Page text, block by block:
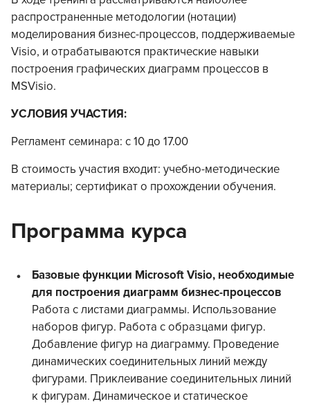
распространенные методологии (нотации)
моделирования бизнес-процессов, поддерживаемые
Visio, и отрабатываются практические навыки
построения графических диаграмм процессов в
MSVisio.
УСЛОВИЯ УЧАСТИЯ:
Регламент семинара: с 10 до 17.00
В стоимость участия входит: учебно-методические
материалы; сертификат о прохождении обучения.
Программа курса
Базовые функции Microsoft Visio, необходимые
для построения диаграмм бизнес-процессов
Работа с листами диаграммы. Использование
наборов фигур. Работа с образцами фигур.
Добавление фигур на диаграмму. Проведение
динамических соединительных линий между
фигурами. Приклеивание соединительных линий
к фигурам. Динамическое и статическое